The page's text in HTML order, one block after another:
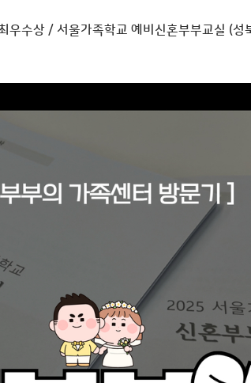
수상 / 서울가족학교 예비신혼부부교실 (성